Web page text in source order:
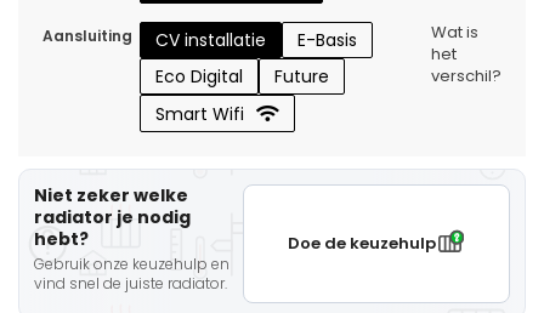
Aansluiting CV installatie
E-Basis
Eco Digital
Future
Smart Wifi
Wat is
het
verschil?
Niet zeker welke
radiator je nodig
hebt?
Gebruik onze keuzehulp en
vind snel de juiste radiator.
Doe de keuzehulp